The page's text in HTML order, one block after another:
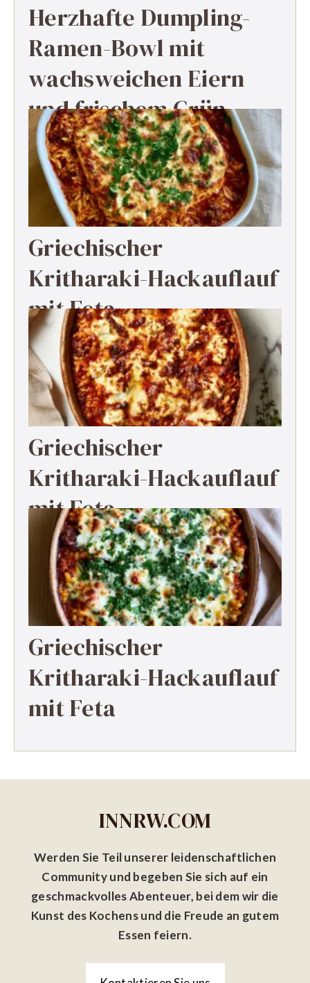
Herzhafte Dumpling-
Ramen-Bowl mit
wachsweichen Eiern
und frischem Grün
Griechischer
Kritharaki-Hackauflauf
mit Feta
Griechischer
Kritharaki-Hackauflauf
mit Feta
Griechischer
Kritharaki-Hackauflauf
mit Feta
INNRW.COM
Werden Sie Teil unserer leidenschaftlichen
Community und begeben Sie sich auf ein
geschmackvolles Abenteuer, bei dem wir die
Kunst des Kochens und die Freude an gutem
Essen feiern.